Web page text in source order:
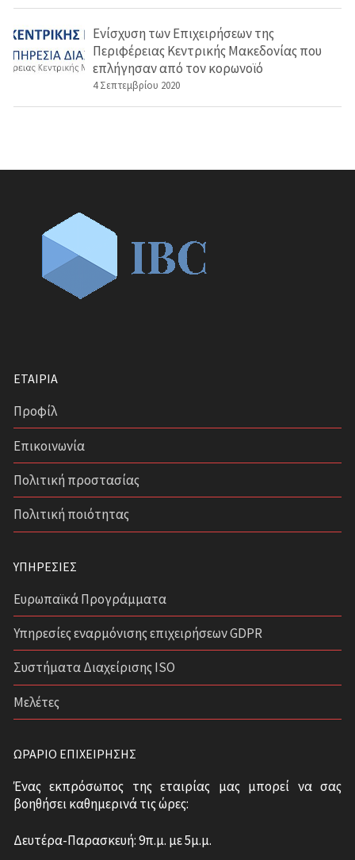
Ενίσχυση των Επιχειρήσεων της
Περιφέρειας Κεντρικής Μακεδονίας που
επλήγησαν από τον κορωνοϊό
4 Σεπτεμβρίου 2020
ΕΤΑΙΡΊΑ
Προφίλ
Επικοινωνία
Πολιτική προστασίας
Πολιτική ποιότητας
ΥΠΗΡΕΣΊΕΣ
Ευρωπαϊκά Προγράμματα
Υπηρεσίες εναρμόνισης επιχειρήσεων GDPR
Συστήματα Διαχείρισης ISO
Μελέτες
ΩΡΆΡΙΟ ΕΠΙΧΕΊΡΗΣΗΣ
Ένας εκπρόσωπος της εταιρίας μας μπορεί να σας
βοηθήσει καθημερινά τις ώρες:
Δευτέρα-Παρασκευή: 9π.μ. με 5μ.μ.